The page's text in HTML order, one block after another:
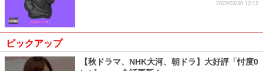
2020/03/30 12:12
ピックアップ
【秋ドラマ、NHK大河、朝ドラ】大好評「忖度0